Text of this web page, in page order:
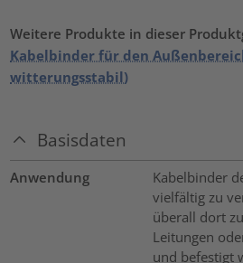
Weitere Produkte in dieser
Kabelbinder für den
witterungsstabil)
Basisdaten
Anwendung
Kabelbinder
vielfältig zu
überall dort
Leitungen
und befestigt